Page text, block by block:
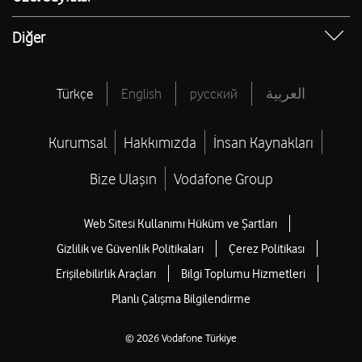
Samsung Telefonlar
Yaşam Blog
Sultanlar Ligi Fikstür
Bilinmeyen Numaralar
Hasar Sorgulama Servisi
Sınırsız ChatGPT
Brütten Nete Maaş Hesaplama
CV Hazırlama
Öğrenci Tablet Bilgisayar İndirimi
Kupon Kodu
Tarife Karşılaştırma
Diğer
Vodafone Medya Merkezi
Vodafone Finansman
Vodafone Pay
Türkçe English русский العربية
Kurumsal Hakkımızda İnsan Kaynakları
Bize Ulaşın Vodafone Group
Web Sitesi Kullanımı Hüküm ve Şartları
Gizlilik ve Güvenlik Politikaları
Çerez Politikası
Erişilebilirlik Araçları
Bilgi Toplumu Hizmetleri
Planlı Çalışma Bilgilendirme
© 2026 Vodafone Türkiye